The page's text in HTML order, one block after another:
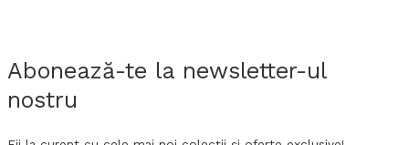
Abonează-te la newsletter-ul
nostru